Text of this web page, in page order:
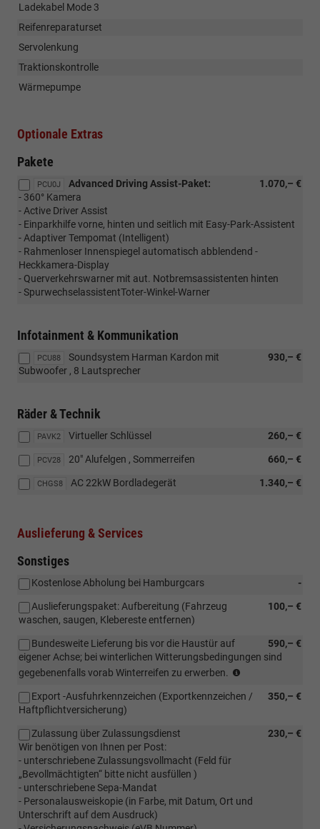
Ladekabel Mode 3
Reifenreparaturset
Servolenkung
Traktionskontrolle
Wärmepumpe
Optionale Extras
Pakete
PCU0J 1.070,– €
Advanced Driving Assist-Paket:
- 360° Kamera
- Active Driver Assist
- Einparkhilfe vorne, hinten und seitlich mit Easy-Park-Assistent
- Adaptiver Tempomat (Intelligent)
- Rahmenloser Innenspiegel automatisch abblendend -
Heckkamera-Display
- Querverkehrswarner mit aut. Notbremsassistenten hinten
- SpurwechselassistentToter-Winkel-Warner
Infotainment & Kommunikation
PCU88 930,– €
Soundsystem Harman Kardon mit
Subwoofer , 8 Lautsprecher
Räder & Technik
PAVK2 260,– €
Virtueller Schlüssel
PCV28 660,– €
20" Alufelgen , Sommerreifen
CHGS8 1.340,– €
AC 22kW Bordladegerät
Auslieferung & Services
Sonstiges
-
Kostenlose Abholung bei Hamburgcars
100,– €
Auslieferungspaket: Aufbereitung (Fahrzeug
waschen, saugen, Klebereste entfernen)
590,– €
Bundesweite Lieferung bis vor die Haustür auf
eigener Achse; bei winterlichen Witterungsbedingungen sind
gegebenenfalls vorab Winterreifen zu erwerben.
bis
Haustür
winterlichen
350,– €
Export -Ausfuhrkennzeichen (Exportkennzeichen /
Haftpflichtversicherung)
230,– €
Zulassung über Zulassungsdienst
Wir benötigen von Ihnen per Post:
- unterschriebene Zulassungsvollmacht (Feld für
„Bevollmächtigten“ bitte nicht ausfüllen )
- unterschriebene Sepa-Mandat
- Personalausweiskopie (in Farbe, mit Datum, Ort und
Unterschrift auf dem Ausdruck)